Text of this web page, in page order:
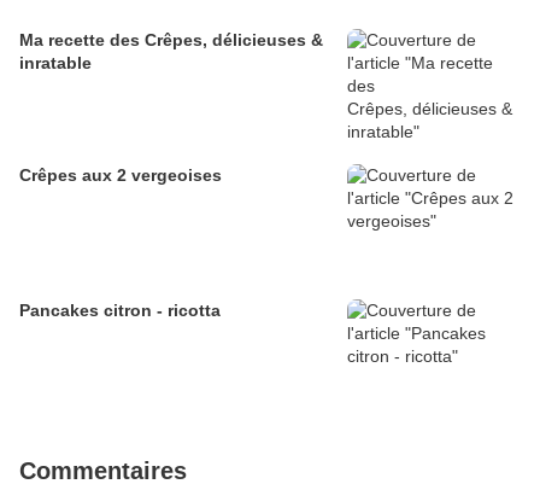
Ma recette des Crêpes, délicieuses &
inratable
Crêpes aux 2 vergeoises
Pancakes citron - ricotta
Commentaires